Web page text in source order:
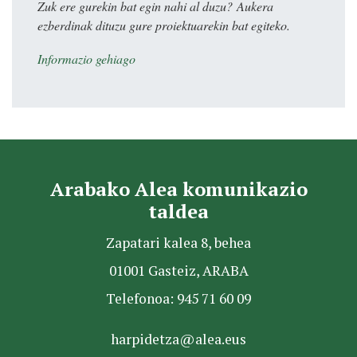
Zuk ere gurekin bat egin nahi al duzu? Aukera
ezberdinak dituzu gure proiektuarekin bat egiteko.
Informazio gehiago
Arabako Alea komunikazio
taldea
Zapatari kalea 8, behea
01001 Gasteiz, ARABA
Telefonoa: 945 71 60 09
harpidetza@alea.eus